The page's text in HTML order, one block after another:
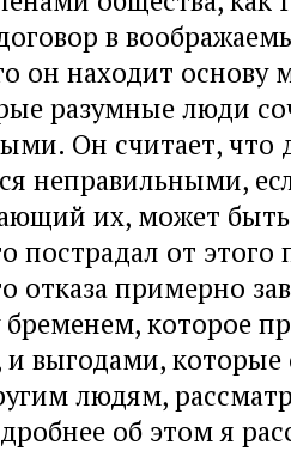
в
он находит основу
разумные люди
Он считает, что
неправильными,
их, может
пострадал от
отказа примерно
которое
и выгодами, которые
людям,
об этом я